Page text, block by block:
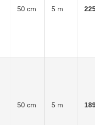
50 cm 5 m
50 cm 5 m